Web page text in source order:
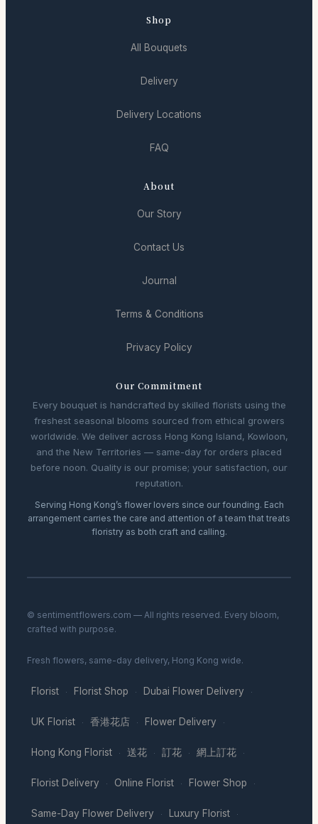
Shop
All Bouquets
Delivery
Delivery Locations
FAQ
About
Our Story
Contact Us
Journal
Terms & Conditions
Privacy Policy
Our Commitment
Every bouquet is handcrafted by skilled florists using the
freshest seasonal blooms sourced from ethical growers
worldwide. We deliver across Hong Kong Island, Kowloon,
and the New Territories — same-day for orders placed
before noon. Quality is our promise; your satisfaction, our
reputation.
Serving Hong Kong’s flower lovers since our founding. Each
arrangement carries the care and attention of a team that treats
floristry as both craft and calling.
© sentimentflowers.com — All rights reserved. Every bloom,
crafted with purpose.
Fresh flowers, same-day delivery, Hong Kong wide.
Florist · Florist Shop · Dubai Flower Delivery ·
UK Florist · 香港花店 · Flower Delivery ·
Hong Kong Florist · 送花 · 訂花 · 網上訂花 ·
Florist Delivery · Online Florist · Flower Shop ·
Same-Day Flower Delivery · Luxury Florist ·